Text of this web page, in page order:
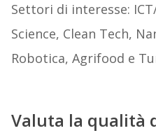
Settori di interesse:
Science, Clean Tech,
Robotica, Agrifood e
Valuta la qualità